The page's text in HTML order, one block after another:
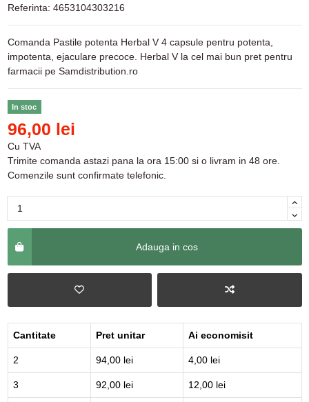
Referinta: 4653104303216
Comanda Pastile potenta Herbal V 4 capsule pentru potenta,
impotenta, ejaculare precoce. Herbal V la cel mai bun pret pentru
farmacii pe Samdistribution.ro
In stoc
96,00 lei
Cu TVA
Trimite comanda astazi pana la ora 15:00 si o livram in 48 ore.
Comenzile sunt confirmate telefonic.
Adauga in cos
Cantitate Pret unitar Ai economisit
2 94,00 lei 4,00 lei
3 92,00 lei 12,00 lei